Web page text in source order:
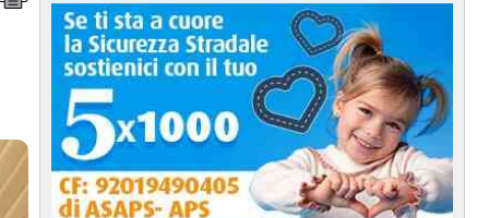
COOKIE POLICY
PRIVACY POLICY
FEED RSS
MAPPA DEL SITO
NORMATIVE
DEONTOLOGICHE